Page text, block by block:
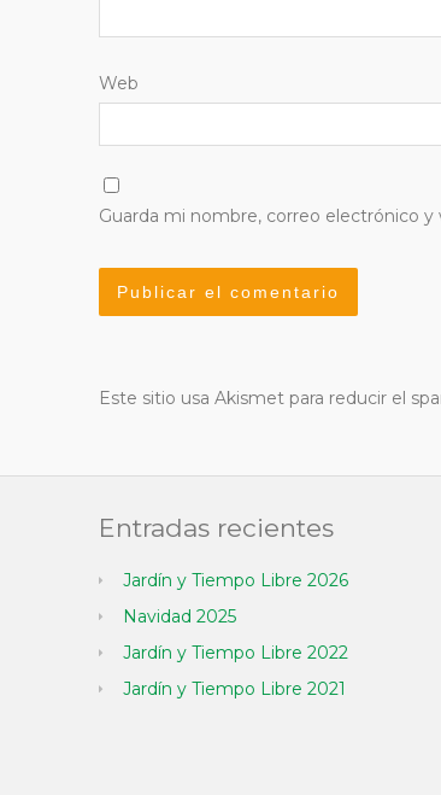
Web
Guarda mi nombre, correo electrónico
Este sitio usa Akismet para reducir el
Entradas recientes
Jardín y Tiempo Libre 2026
Navidad 2025
Jardín y Tiempo Libre 2022
Jardín y Tiempo Libre 2021